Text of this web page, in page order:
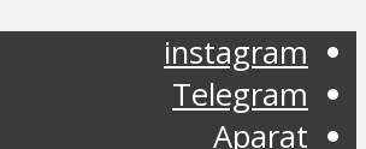
instagram
Telegram
Aparat